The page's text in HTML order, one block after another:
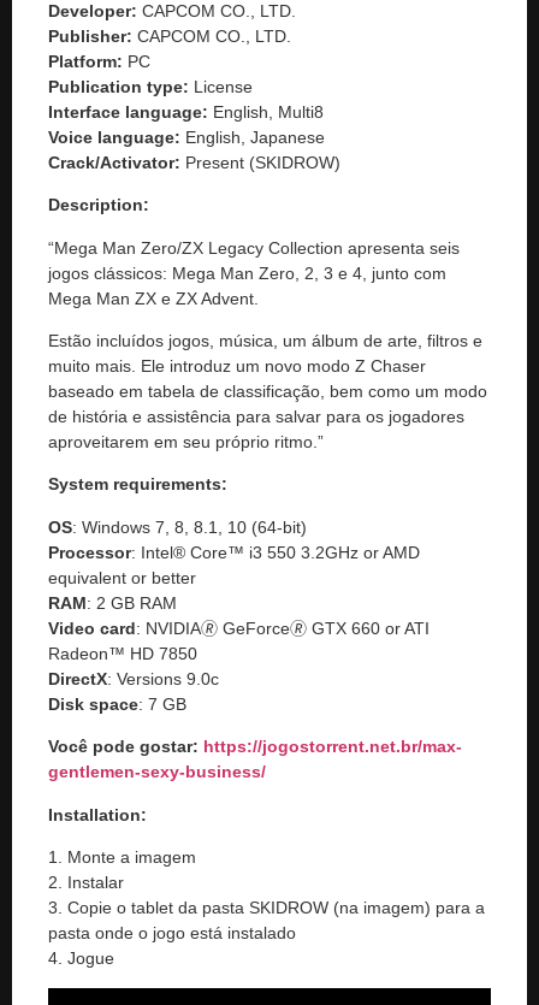
Developer: CAPCOM CO., LTD.
Publisher: CAPCOM CO., LTD.
Platform: PC
Publication type: License
Interface language: English, Multi8
Voice language: English, Japanese
Crack/Activator: Present (SKIDROW)
Description:
“Mega Man Zero/ZX Legacy Collection apresenta seis
jogos clássicos: Mega Man Zero, 2, 3 e 4, junto com
Mega Man ZX e ZX Advent.
Estão incluídos jogos, música, um álbum de arte, filtros e
muito mais. Ele introduz um novo modo Z Chaser
baseado em tabela de classificação, bem como um modo
de história e assistência para salvar para os jogadores
aproveitarem em seu próprio ritmo.”
System requirements:
OS: Windows 7, 8, 8.1, 10 (64-bit)
Processor: Intel® Core™ i3 550 3.2GHz or AMD
equivalent or better
RAM: 2 GB RAM
Video card: NVIDIA🄬 GeForce🄬 GTX 660 or ATI
Radeon™ HD 7850
DirectX: Versions 9.0c
Disk space: 7 GB
Você pode gostar: https://jogostorrent.net.br/max-
gentlemen-sexy-business/
Installation:
1. Monte a imagem
2. Instalar
3. Copie o tablet da pasta SKIDROW (na imagem) para a
pasta onde o jogo está instalado
4. Jogue